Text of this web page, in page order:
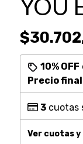
YOU
10% OFF
Precio
3cuotas
Ver cuotas